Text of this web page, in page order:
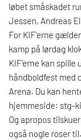
løbet småskadet
Jessen, Andreas
For KIF'erne
kamp på lørdag
KIF'erne kan spille
håndboldfest med
Arena. Du kan
hjemmeside: stg-
Og apropos
også nogle roser til.